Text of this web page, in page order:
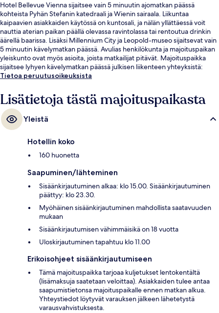
Hotel Bellevue Vienna sijaitsee vain 5 minuutin ajomatkan päässä
kohteista Pyhän Stefanin katedraali ja Wienin sairaala. Liikuntaa
kaipaavien asiakkaiden käytössä on kuntosali, ja nälän yllättäessä voit
nauttia aterian paikan päällä olevassa ravintolassa tai rentoutua drinkin
äärellä baarissa. Lisäksi Millennium City ja Leopold-museo sijaitsevat vain
5 minuutin kävelymatkan päässä. Avulias henkilökunta ja majoituspaikan
yleiskunto ovat myös asioita, joista matkailijat pitävät. Majoituspaikka
sijaitsee lyhyen kävelymatkan päässä julkisen liikenteen yhteyksistä:
Franz Josefsin S-Bahn-asema sijaitsee vain muutaman askeleen päässä ja
kävelymatkan päässä.
Tietoa peruutusoikeuksista
Lisätietoja tästä majoituspaikasta
Yleistä
Hotellin koko
160 huonetta
Saapuminen/lähteminen
Sisäänkirjautuminen alkaa: klo 15.00. Sisäänkirjautuminen
päättyy: klo 23.30.
Myöhäinen sisäänkirjautuminen mahdollista saatavuuden
mukaan
Sisäänkirjautumisen vähimmäisikä on 18 vuotta
Uloskirjautuminen tapahtuu klo 11.00
Erikoisohjeet sisäänkirjautumiseen
Tämä majoituspaikka tarjoaa kuljetukset lentokentältä
(lisämaksuja saatetaan veloittaa). Asiakkaiden tulee antaa
saapumistietonsa majoituspaikalle ennen matkan alkua.
Yhteystiedot löytyvät varauksen jälkeen lähetetystä
varausvahvistuksesta.